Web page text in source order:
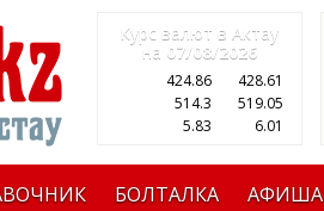
Курс валют в Актау
на 07/08/2026
424.86
428.61
514.3
519.05
5.83
6.01
БОЛТАЛКА АФИША